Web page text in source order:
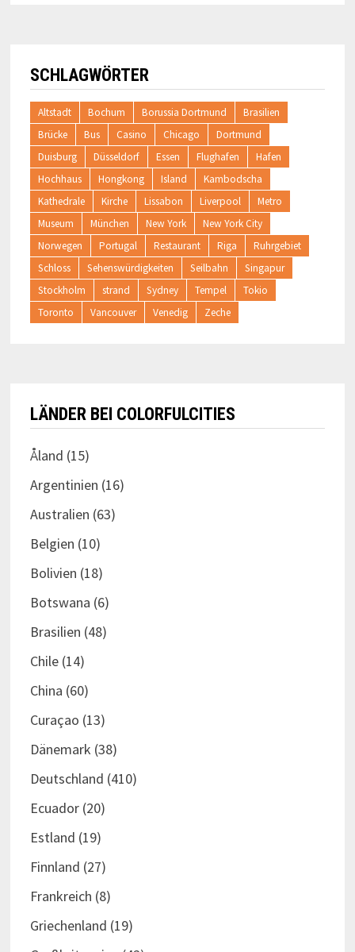
SCHLAGWÖRTER
Altstadt Bochum Borussia Dortmund
Brasilien
Brücke
Bus Casino Chicago
Dortmund
Duisburg
Düsseldorf Essen Flughafen
Hafen
Hochhaus
Hongkong Island
Kambodscha
Kathedrale
Kirche Lissabon Liverpool
Metro
Museum
München New York
New York City
Norwegen
Portugal Restaurant Riga
Ruhrgebiet
Schloss
Sehenswürdigkeiten Seilbahn
Singapur
Stockholm
strand Sydney Tempel
Tokio
Toronto
Vancouver Venedig Zeche
LÄNDER BEI COLORFULCITIES
Åland (15)
Argentinien (16)
Australien (63)
Belgien (10)
Bolivien (18)
Botswana (6)
Brasilien (48)
Chile(14)
China (60)
Curaçao (13)
Dänemark (38)
Deutschland (410)
Ecuador(20)
Estland (19)
Finnland (27)
Frankreich (8)
Griechenland (19)